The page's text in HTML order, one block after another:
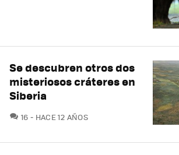
Se descubren otros dos
misteriosos cráteres en
Siberia
16 COMENTARIOS
HACE 12 AÑOS